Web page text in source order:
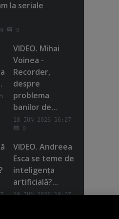
la seriale
0
VIDEO. Mihai
Voinea -
Recorder,
despre
problema
banilor de...
18 IUN 2026 16:27
0
VIDEO. Andreea
Esca se teme de
inteligenţa
artificială?...
10 IUN 2026 18:07